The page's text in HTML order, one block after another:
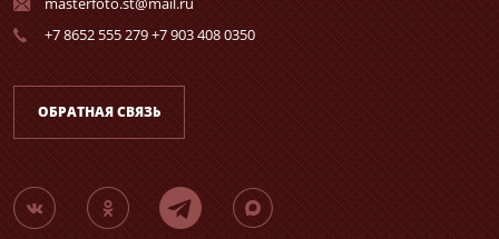
+7 8652 555 279 +7 903 408 0350
ОБРАТНАЯ СВЯЗЬ